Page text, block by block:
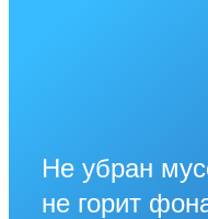
Не убран
не горит